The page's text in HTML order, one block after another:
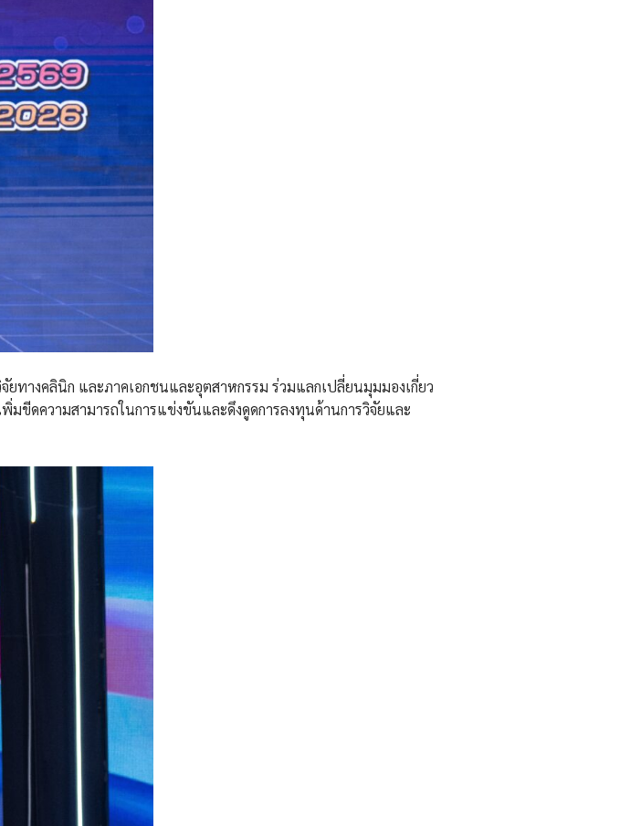
ทางคลินิก และภาคเอกชนและอุตสาหกรรม ร่วมแลกเปลี่ยนมุมมองเกี่ยว
มขีดความสามารถในการแข่งขันและดึงดูดการลงทุนด้านการวิจัยและ